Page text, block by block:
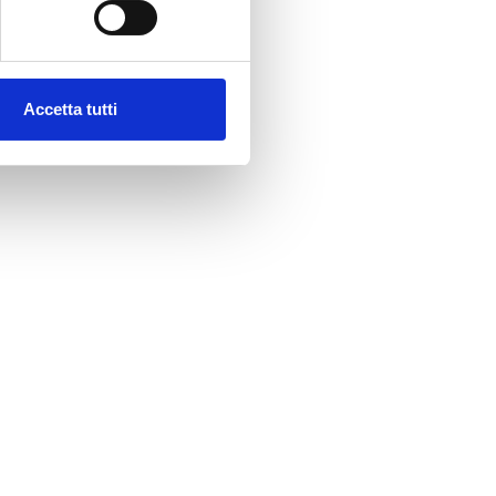
Accetta tutti